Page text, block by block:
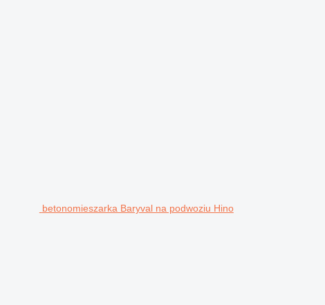
betonomieszarka Baryval na podwoziu Hino